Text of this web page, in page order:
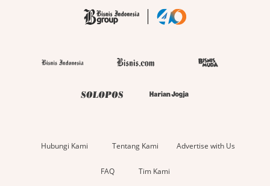
Hubungi Kami Tentang Kami Advertise with Us
FAQ Tim Kami